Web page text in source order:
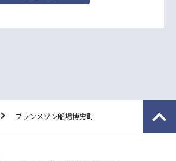
ブランメゾン船場博労町